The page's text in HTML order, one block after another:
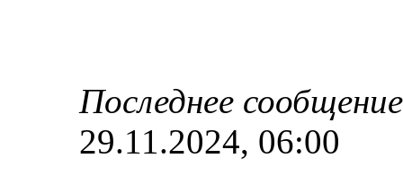
Последнее
29.11.2024, 06:00